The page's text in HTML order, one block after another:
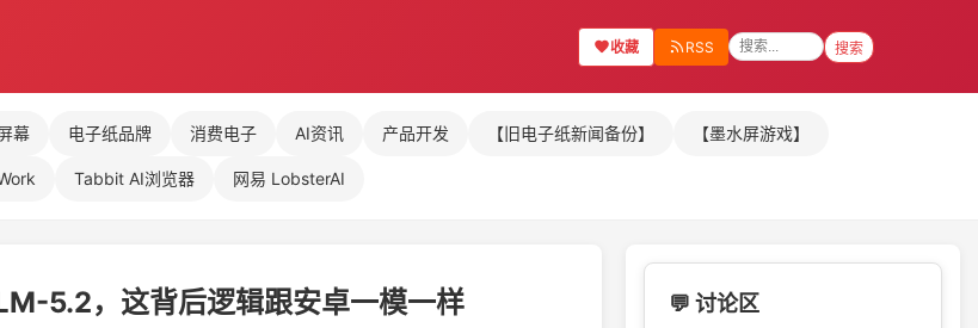
收藏 RSS 搜索
幕 电子纸品牌 消费电子 AI资讯 产品开发 【旧电子纸新闻备份】 【墨水屏游戏】
Tabbit AI浏览器 网易 LobsterAI
5.2，这背后逻辑跟安卓一模一样 💬 讨论区